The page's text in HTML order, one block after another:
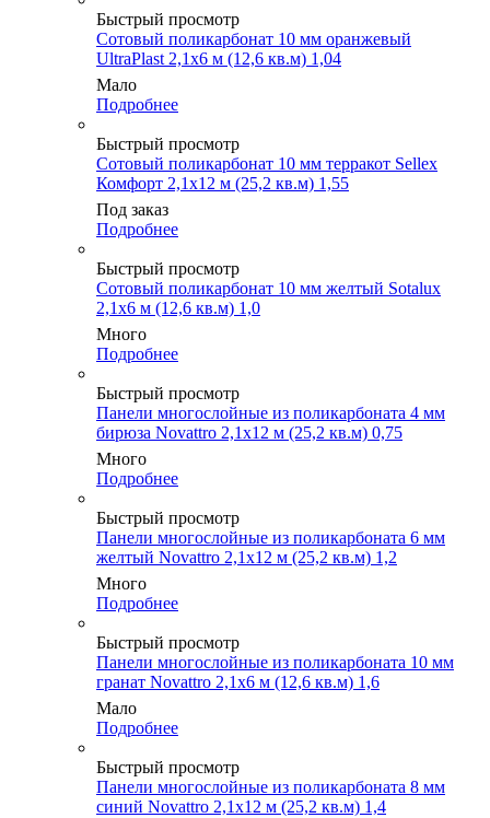
Быстрый просмотр
Сотовый поликарбонат 10 мм оранжевый
UltraPlast 2,1х6 м (12,6 кв.м) 1,04
Мало
Подробнее
Быстрый просмотр
Сотовый поликарбонат 10 мм терракот Sellex
Комфорт 2,1х12 м (25,2 кв.м) 1,55
Под заказ
Подробнее
Быстрый просмотр
Сотовый поликарбонат 10 мм желтый Sotalux
2,1х6 м (12,6 кв.м) 1,0
Много
Подробнее
Быстрый просмотр
Панели многослойные из поликарбоната 4 мм
бирюза Novattro 2,1х12 м (25,2 кв.м) 0,75
Много
Подробнее
Быстрый просмотр
Панели многослойные из поликарбоната 6 мм
желтый Novattro 2,1х12 м (25,2 кв.м) 1,2
Много
Подробнее
Быстрый просмотр
Панели многослойные из поликарбоната 10 мм
гранат Novattro 2,1х6 м (12,6 кв.м) 1,6
Мало
Подробнее
Быстрый просмотр
Панели многослойные из поликарбоната 8 мм
синий Novattro 2,1х12 м (25,2 кв.м) 1,4